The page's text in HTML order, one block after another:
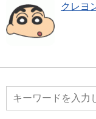
クレヨ